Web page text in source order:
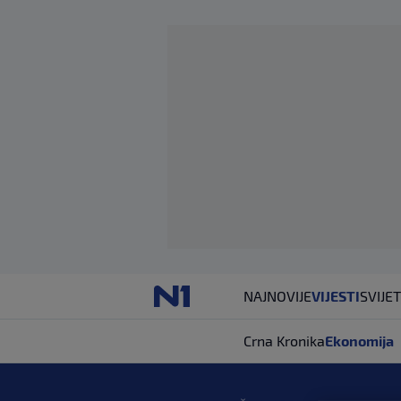
NAJNOVIJEVIJESTISVIJET
Crna KronikaEkonomija